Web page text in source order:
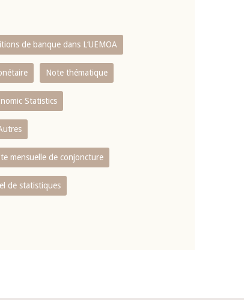
de banque dans L‘UEMOA
Note thématique
Statistics
mensuelle de conjoncture
de statistiques